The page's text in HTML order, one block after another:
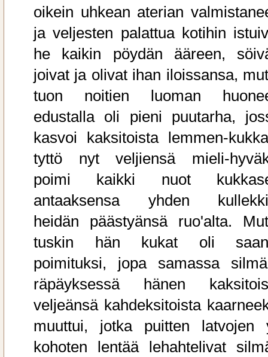
oikein uhkean aterian
ja veljesten palattua kotihin
he kaikin pöydän ääreen,
joivat ja olivat ihan iloissansa,
tuon noitien luoman
edustalla oli pieni puutarha,
kasvoi kaksitoista lemmen-
tyttö nyt veljiensä mieli-
poimi kaikki nuot
antaaksensa yhden
heidän päästyänsä ruo'alta.
tuskin hän kukat oli
poimituksi, jopa samassa
räpäyksessä hänen
veljeänsä kahdeksitoista
muuttui, jotka puitten latvojen
kohoten lentää lehahtelivat